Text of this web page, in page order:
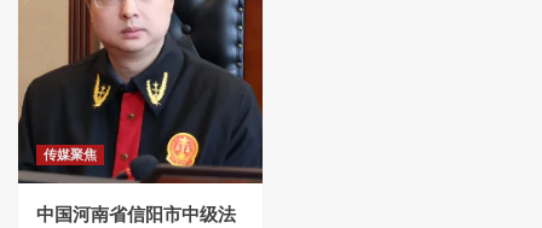
传媒聚焦
中国河南省信阳市中级法